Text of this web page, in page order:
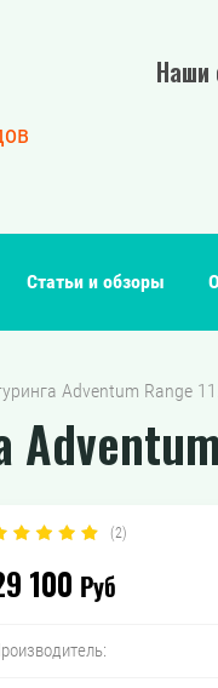
Статьи и обзоры
Наши
Adventum Range
(2)
100 Руб